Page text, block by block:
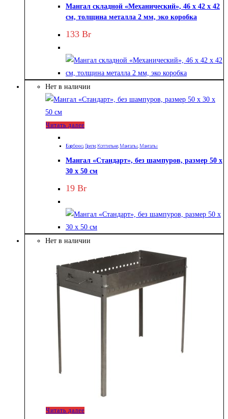
Мангал складной «Механический», 46 х 42 х 42
см, толщина металла 2 мм, эко коробка
133 Br
Нет в наличии
Читать далее
Барбекю Грили Коптильни Мангалы Мангалы
Мангал «Стандарт», без шампуров, размер 50 х
30 х 50 см
19 Br
Нет в наличии
Читать далее